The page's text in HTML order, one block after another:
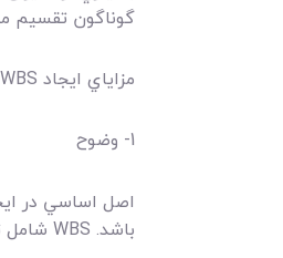
گوناگون تقسيم
مزاياي ايجاد WBS
1- وضوح
اصل اساسي در
باشد. WBS شامل تعداد زيادي نمودار شامل ليست نام ها، مراحل، وظايف و تلاش هاي لازم است.